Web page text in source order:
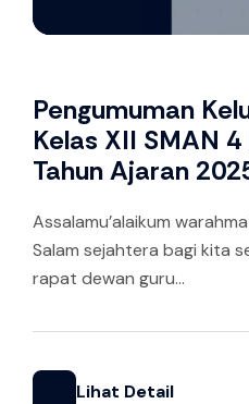
Pengumuman
Kelas XII SMAN 4
Tahun Ajaran
Assalamu’alaikum
Salam sejahtera bagi kita
rapat dewan guru...
Lihat Detail